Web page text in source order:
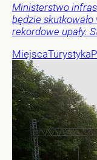
Ministerstwo
będzie
rekordowe upały.
MiejscaTurystyka